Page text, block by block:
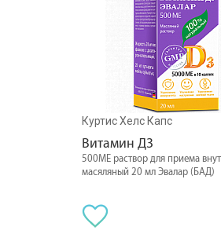
Куртис Хелс Капс
Витамин Д3
500МЕ раствор для приема
масяляный 20 мл Эвалар (БАД)